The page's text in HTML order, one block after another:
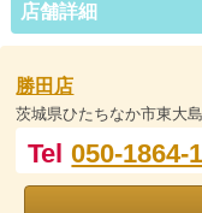
店舗詳細
勝田店
茨城県ひたちなか市東大
Tel050-1864-